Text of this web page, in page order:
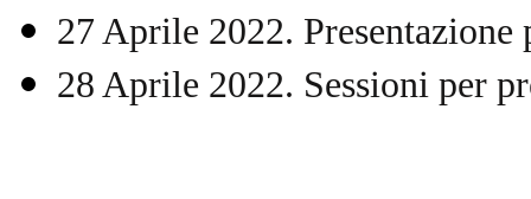
27 Aprile 2022. Presentazione
28 Aprile 2022. Sessioni per